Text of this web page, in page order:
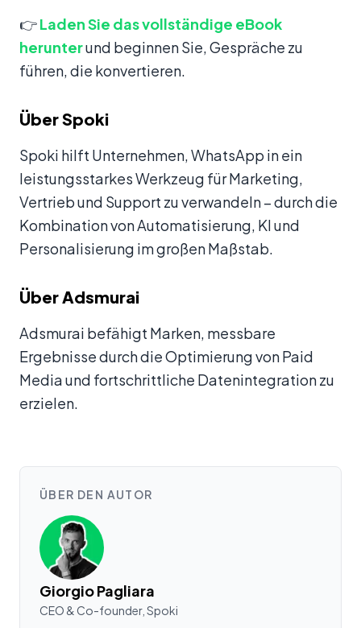
👉Laden Sie das vollständige eBook
herunterund beginnen Sie, Gespräche zu
führen, die konvertieren.
Über Spoki
Spoki hilft Unternehmen, WhatsApp in ein
leistungsstarkes Werkzeug für Marketing,
Vertrieb und Support zu verwandeln – durch die
Kombination von Automatisierung, KI und
Personalisierung im großen Maßstab.
Über Adsmurai
Adsmurai befähigt Marken, messbare
Ergebnisse durch die Optimierung von Paid
Media und fortschrittliche Datenintegration zu
erzielen.
ÜBER DEN AUTOR
Giorgio Pagliara
CEO & Co-founder, Spoki